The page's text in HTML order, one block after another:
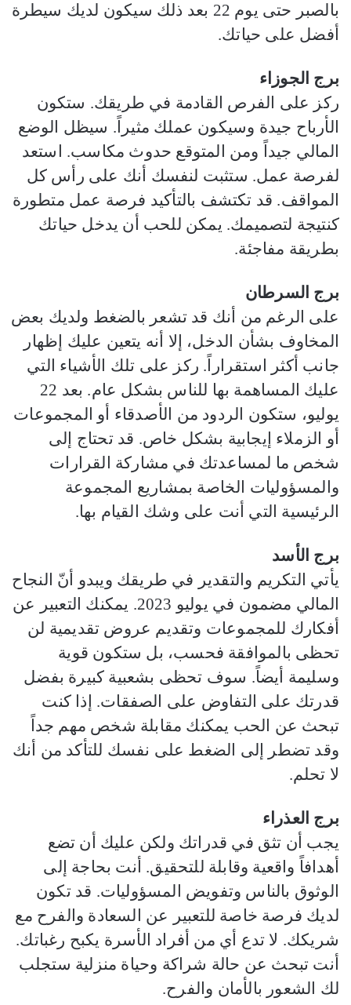
بالصبر حتى يوم 22 بعد ذلك سيكون لديك سيطرة
أفضل على حياتك.
برج الجوزاء
ركز على الفرص القادمة في طريقك. ستكون
الأرباح جيدة وسيكون عملك مثيراً. سيظل الوضع
المالي جيداً ومن المتوقع حدوث مكاسب. استعد
لفرصة عمل. ستثبت لنفسك أنك على رأس كل
المواقف. قد تكتشف بالتأكيد فرصة عمل متطورة
كنتيجة لتصميمك. يمكن للحب أن يدخل حياتك
بطريقة مفاجئة.
برج السرطان
على الرغم من أنك قد تشعر بالضغط ولديك بعض
المخاوف بشأن الدخل، إلا أنه يتعين عليك إظهار
جانب أكثر استقراراً. ركز على تلك الأشياء التي
عليك المساهمة بها للناس بشكل عام. بعد 22
يوليو، ستكون الردود من الأصدقاء أو المجموعات
أو الزملاء إيجابية بشكل خاص. قد تحتاج إلى
شخص ما لمساعدتك في مشاركة القرارات
والمسؤوليات الخاصة بمشاريع المجموعة
الرئيسية التي أنت على وشك القيام بها.
برج الأسد
يأتي التكريم والتقدير في طريقك ويبدو أنّ النجاح
المالي مضمون في يوليو 2023. يمكنك التعبير عن
أفكارك للمجموعات وتقديم عروض تقديمية لن
تحظى بالموافقة فحسب، بل ستكون قوية
وسليمة أيضاً. سوف تحظى بشعبية كبيرة بفضل
قدرتك على التفاوض على الصفقات. إذا كنت
تبحث عن الحب يمكنك مقابلة شخص مهم جداً
وقد تضطر إلى الضغط على نفسك للتأكد من أنك
لا تحلم.
برج العذراء
يجب أن تثق في قدراتك ولكن عليك أن تضع
أهدافاً واقعية وقابلة للتحقيق. أنت بحاجة إلى
الوثوق بالناس وتفويض المسؤوليات. قد تكون
لديك فرصة خاصة للتعبير عن السعادة والفرح مع
شريكك. لا تدع أي من أفراد الأسرة يكبح رغباتك.
أنت تبحث عن حالة شراكة وحياة منزلية ستجلب
لك الشعور بالأمان والفرح.